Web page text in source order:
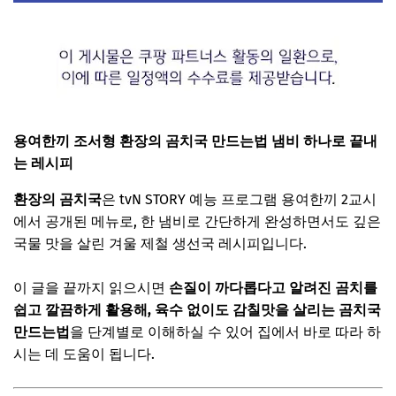
용여한끼 조서형 환장의 곰치국 만드는법 냄비 하나로 끝내
는 레시피
환장의 곰치국은 tvN STORY 예능 프로그램 용여한끼 2교시
에서 공개된 메뉴로, 한 냄비로 간단하게 완성하면서도 깊은
국물 맛을 살린 겨울 제철 생선국 레시피입니다.
이 글을 끝까지 읽으시면 손질이 까다롭다고 알려진 곰치를
쉽고 깔끔하게 활용해, 육수 없이도 감칠맛을 살리는 곰치국
만드는법을 단계별로 이해하실 수 있어 집에서 바로 따라 하
시는 데 도움이 됩니다.